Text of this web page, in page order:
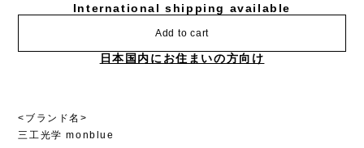
International shipping available
Add to cart
日本国内にお住まいの方向け
<ブランド名>
三工光学 monblue